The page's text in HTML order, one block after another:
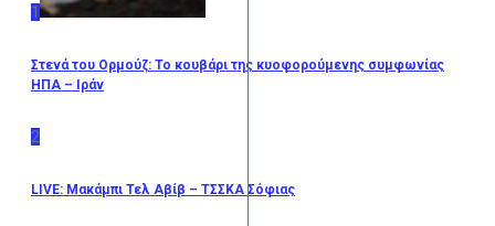
1
Στενά του Ορμούζ: Το κουβάρι της κυοφορούμενης συμφωνίας
ΗΠΑ – Ιράν
2
LIVE: Μακάμπι Τελ Αβίβ – ΤΣΣΚΑ Σόφιας